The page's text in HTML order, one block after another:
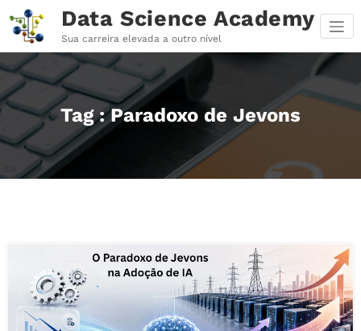
para
conteúdo
Data Science Academy
Sua carreira elevada a outro nível
Tag : Paradoxo de Jevons